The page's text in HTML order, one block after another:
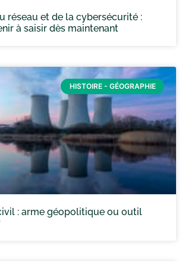
réseau et de la cybersécurité :
à saisir dès maintenant
HISTOIRE - GÉOGRAPHIE
: arme géopolitique ou outil